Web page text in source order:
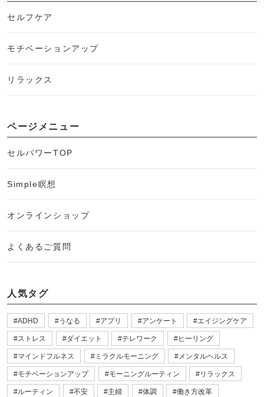
セルフケア
モチベーションアップ
リラックス
ページメニュー
セルパワーTOP
Simple瞑想
オンラインショップ
よくあるご質問
人気タグ
ADHD うなる アプリ アンケート エイジングケア
ストレス ダイエット テレワーク ヒーリング
マインドフルネス ミラクルモーニング メンタルヘルス
モチベーションアップ モーニングルーティン リラックス
ルーティン 不安 主婦 体調 働き方改革